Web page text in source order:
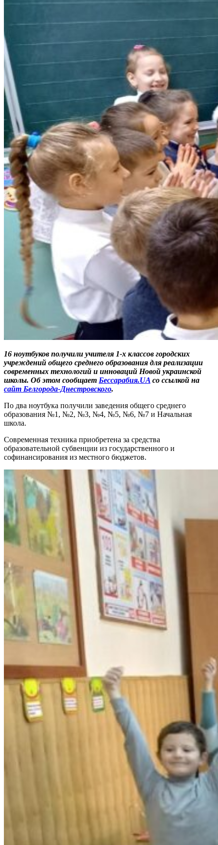
16 ноутбуков получили учителя 1-х классов городских
учреждений общего среднего образования для реализации
современных технологий и инноваций Новой украинской
школы. Об этом сообщает Бессарабия.UA со ссылкой на
сайт Белгорода-Днестровского.
По два ноутбука получили заведения общего среднего
образования №1, №2, №3, №4, №5, №6, №7 и Начальная
школа.
Современная техника приобретена за средства
образовательной субвенции из государственного и
софинансирования из местного бюджетов.